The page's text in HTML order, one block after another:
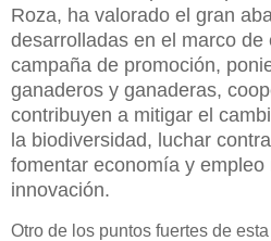
Roza, ha valorado el gran
desarrolladas en el marco de
campaña de promoción,
ganaderos y ganaderas,
contribuyen a mitigar el
la biodiversidad, luchar
fomentar economía y
innovación.
Otro de los puntos fuertes de